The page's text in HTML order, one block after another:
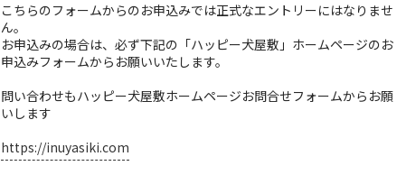
こちらのフォームからのお申込みでは正式なエントリーにはなりませ
ん。
お申込みの場合は、必ず下記の「ハッピー犬屋敷」ホームページのお
申込みフォームからお願いいたします。
問い合わせもハッピー犬屋敷ホームページお問合せフォームからお願
いします
https://inuyasiki.com